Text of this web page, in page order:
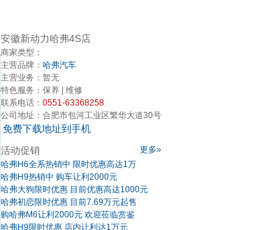
安徽新动力哈弗4S店
商家类型：
主营品牌： 哈弗汽车
主营业务： 暂无
特色服务： 保养 | 维修
联系电话： 0551-63368258
公司地址： 合肥市包河工业区繁华大道30号
免费下载地址到手机
更多»
活动促销
哈弗H6全系热销中 限时优惠高达1万
哈弗H9热销中 购车让利2000元
哈弗大狗限时优惠 目前优惠高达1000元
哈弗初恋限时优惠 目前7.69万元起售
购哈弗M6让利2000元 欢迎莅临赏鉴
哈弗H9限时优惠 店内让利达1万元